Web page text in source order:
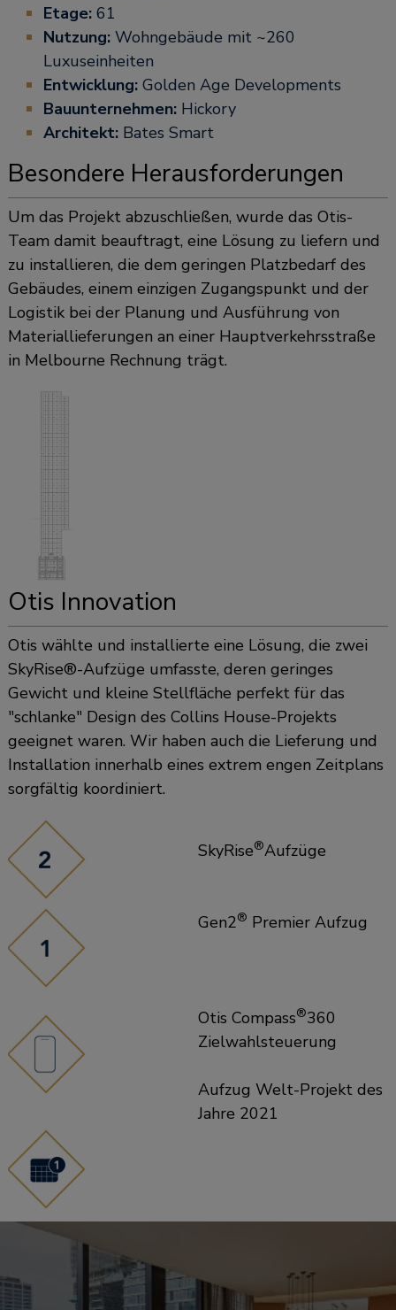
Etage:61
Nutzung:Wohngebäude mit ~260
Luxuseinheiten
Entwicklung:Golden Age Developments
Bauunternehmen:Hickory
Architekt:Bates Smart
Besondere Herausforderungen
Um das Projekt abzuschließen, wurde das Otis-
Team damit beauftragt, eine Lösung zu liefern und
zu installieren, die dem geringen Platzbedarf des
Gebäudes, einem einzigen Zugangspunkt und der
Logistik bei der Planung und Ausführung von
Materiallieferungen an einer Hauptverkehrsstraße
in Melbourne Rechnung trägt.
Otis Innovation
Otis wählte und installierte eine Lösung, die zwei
SkyRise®-Aufzüge umfasste, deren geringes
Gewicht und kleine Stellfläche perfekt für das
schlanke Design des Collins House-Projekts
geeignet waren. Wir haben auch die Lieferung und
Installation innerhalb eines extrem engen Zeitplans
sorgfältig koordiniert.
SkyRise®Aufzüge
Gen2® Premier Aufzug
Otis Compass®360
Zielwahlsteuerung
Aufzug Welt-Projekt des
Jahre 2021